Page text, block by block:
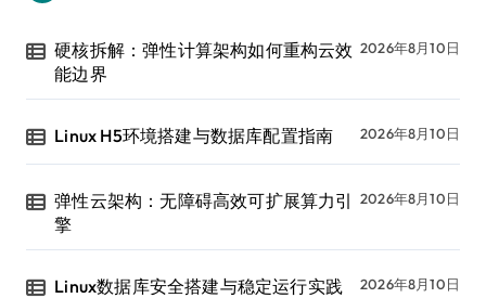
硬核拆解：弹性计算架构如何重构云效
能边界
2026年8月10日
Linux H5环境搭建与数据库配置指南 2026年8月10日
弹性云架构：无障碍高效可扩展算力引
擎
2026年8月10日
Linux数据库安全搭建与稳定运行实践 2026年8月10日